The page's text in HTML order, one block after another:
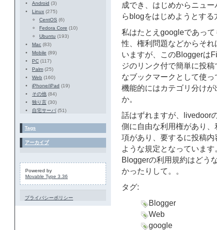
成でき、はじめからニュ
らblogをはじめようとす
私はたとえgoogleであっ
性、権利問題などからそ
いますが、このBloggerは
ジのリンク付で簡単に投
なブックマークとして使っ
機能的にはカテゴリ分け
か。
話はずれますが、livedoor
側に自由な利用権があり
項があり、要するに投稿
ような規定となっています
Bloggerの利用規約はどう
かったりして。。
タグ:
Blogger
Web
google
Android (3)
Linux (275)
CentOS (6)
Fedora Core (10)
Ubuntu (193)
Mac (83)
Mobile (89)
PC (117)
Palm (25)
Web (160)
iPhone/iPad (19)
その他 (84)
独り言 (30)
自宅サーバ (51)
Tags
アーカイブ
Powered by
Movable Type 3.36
プライバシーポリシー